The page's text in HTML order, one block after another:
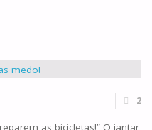
2
as bicicletas!” O jantar